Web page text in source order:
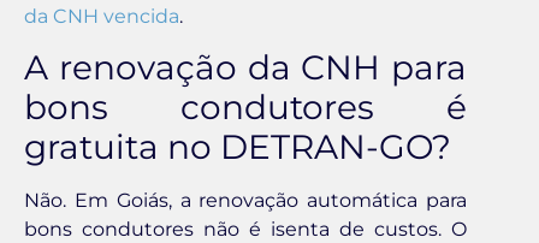
da CNH vencida.
A renovação da CNH para
bons condutores é
gratuita no DETRAN-GO?
Não. Em Goiás, a renovação automática para
bons condutores não é isenta de custos. O